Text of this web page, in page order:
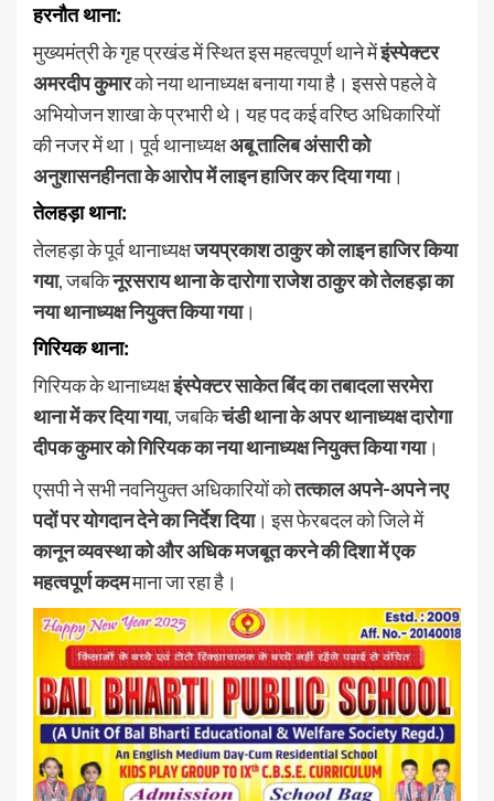
हरनौत थाना:
मुख्यमंत्री के गृह प्रखंड में स्थित इस महत्वपूर्ण थाने मेंइंस्पेक्टर
अमरदीप कुमारको नया थानाध्यक्ष बनाया गया है। इससे पहले वे
अभियोजन शाखा के प्रभारी थे। यह पद कई वरिष्ठ अधिकारियों
की नजर में था। पूर्व थानाध्यक्षअबू तालिब अंसारी को
अनुशासनहीनता के आरोप में लाइन हाजिर कर दिया गया।
तेलहड़ा थाना:
तेलहड़ा के पूर्व थानाध्यक्षजयप्रकाश ठाकुर को लाइन हाजिर किया
गया, जबकिनूरसराय थाना के दारोगा राजेश ठाकुर को तेलहड़ा का
नया थानाध्यक्ष नियुक्त किया गया।
गिरियक थाना:
गिरियक के थानाध्यक्षइंस्पेक्टर साकेत बिंद का तबादला सरमेरा
थाना में कर दिया गया, जबकिचंडी थाना के अपर थानाध्यक्ष दारोगा
दीपक कुमार को गिरियक का नया थानाध्यक्ष नियुक्त किया गया।
एसपी ने सभी नवनियुक्त अधिकारियों कोतत्काल अपने-अपने नए
पदों पर योगदान देने का निर्देश दिया। इस फेरबदल को जिले में
कानून व्यवस्था को और अधिक मजबूत करने की दिशा में एक
महत्वपूर्ण कदममाना जा रहा है।